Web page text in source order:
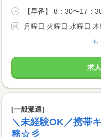
【早番】 8：30〜17：
月曜日 火曜日 水曜日
も
求
[一般派遣]
＼未経験OK／携帯
務☆彡